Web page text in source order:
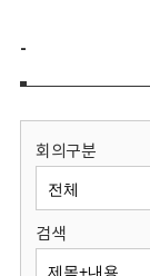
-
회의구분
검색